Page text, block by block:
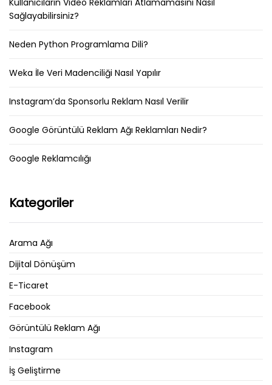
Kullanıcıların Video Reklamları Atlamamasını Nasıl
Sağlayabilirsiniz?
Neden Python Programlama Dili?
Weka İle Veri Madenciliği Nasıl Yapılır
Instagram’da Sponsorlu Reklam Nasıl Verilir
Google Görüntülü Reklam Ağı Reklamları Nedir?
Google Reklamcılığı
Kategoriler
Arama Ağı
Dijital Dönüşüm
E-Ticaret
Facebook
Görüntülü Reklam Ağı
Instagram
İş Geliştirme